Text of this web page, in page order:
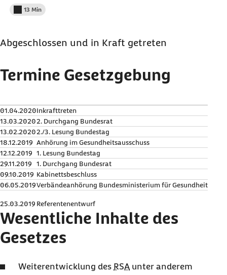
Lesedauer weniger als
13 Min
Abgeschlossen und in Kraft getreten
Termine Gesetzgebung
01.04.2020Inkrafttreten
13.03.20202. Durchgang Bundesrat
13.02.20202./3. Lesung Bundestag
18.12.2019 Anhörung im Gesundheitsausschuss
12.12.2019 1. Lesung Bundestag
29.11.2019
1. Durchgang Bundesrat
09.10.2019 Kabinettsbeschluss
06.05.2019Verbändeanhörung Bundesministerium für Gesundheit
25.03.2019 Referentenentwurf
Wesentliche Inhalte des
Gesetzes
Weiterentwicklung des RSA unter anderem